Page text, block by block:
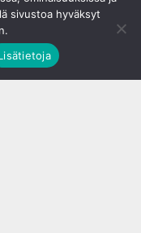
sivustoa hyväksyt